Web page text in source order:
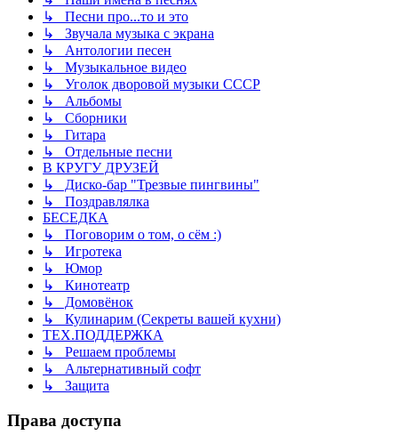
↳ Песни про...то и это
↳ Звучала музыка с экрана
↳ Антологии песен
↳ Музыкальное видео
↳ Уголок дворовой музыки СССР
↳ Альбомы
↳ Сборники
↳ Гитара
↳ Отдельные песни
В КРУГУ ДРУЗЕЙ
↳ Диско-бар "Трезвые пингвины"
↳ Поздравлялка
БЕСЕДКА
↳ Поговорим о том, о сём :)
↳ Игротека
↳ Юмор
↳ Кинотеатр
↳ Домовёнок
↳ Кулинарим (Секреты вашей кухни)
ТЕХ.ПОДДЕРЖКА
↳ Решаем проблемы
↳ Альтернативный софт
↳ Защита
Права доступа